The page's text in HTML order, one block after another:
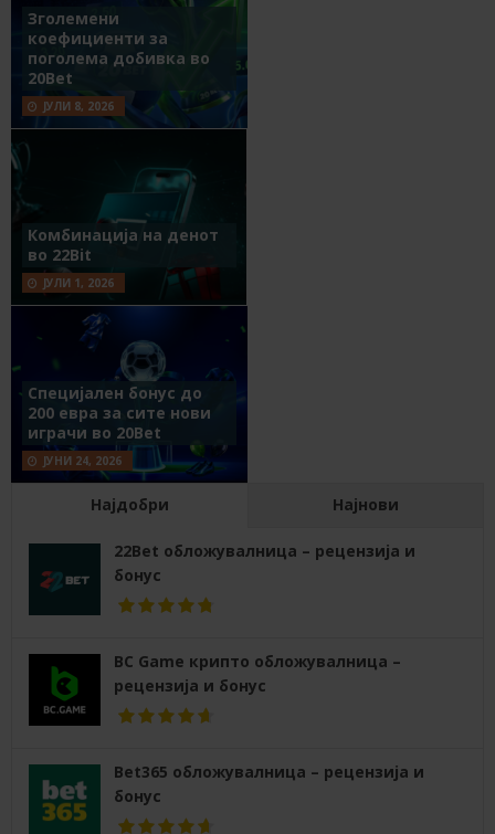
Зголемени
коефициенти за
поголема добивка во
20Bet
ЈУЛИ 8, 2026
Комбинација на денот
во 22Bit
ЈУЛИ 1, 2026
Специјален бонус до
200 евра за сите нови
играчи во 20Bet
ЈУНИ 24, 2026
Најдобри Најнови
22Bet обложувалница – рецензија и
бонус
BC Game крипто обложувалница –
рецензија и бонус
Bet365 обложувалница – рецензија и
бонус